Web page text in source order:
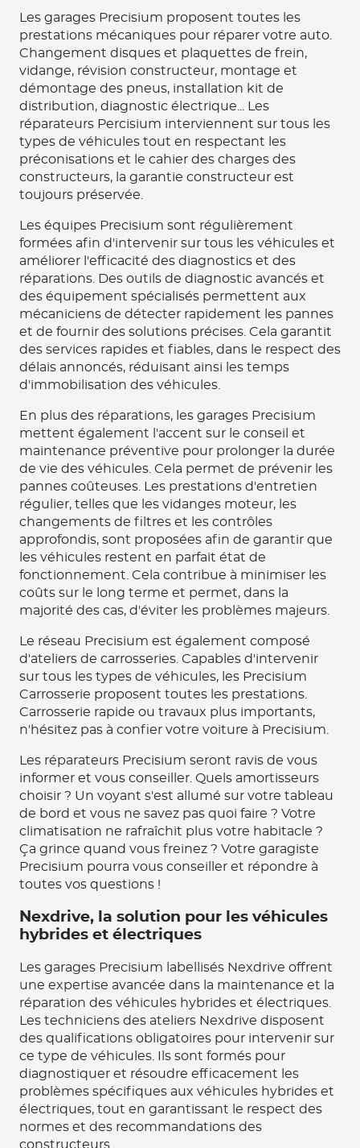
Les garages Precisium proposent toutes les
prestations mécaniques pour réparer votre auto.
Changement disques et plaquettes de frein,
vidange, révision constructeur, montage et
démontage des pneus, installation kit de
distribution, diagnostic électrique... Les
réparateurs Percisium interviennent sur tous les
types de véhicules tout en respectant les
préconisations et le cahier des charges des
constructeurs, la garantie constructeur est
toujours préservée.
Les équipes Precisium sont régulièrement
formées afin d'intervenir sur tous les véhicules et
améliorer l'efficacité des diagnostics et des
réparations. Des outils de diagnostic avancés et
des équipement spécialisés permettent aux
mécaniciens de détecter rapidement les pannes
et de fournir des solutions précises. Cela garantit
des services rapides et fiables, dans le respect des
délais annoncés, réduisant ainsi les temps
d'immobilisation des véhicules.
En plus des réparations, les garages Precisium
mettent également l'accent sur le conseil et
maintenance préventive pour prolonger la durée
de vie des véhicules. Cela permet de prévenir les
pannes coûteuses. Les prestations d'entretien
régulier, telles que les vidanges moteur, les
changements de filtres et les contrôles
approfondis, sont proposées afin de garantir que
les véhicules restent en parfait état de
fonctionnement. Cela contribue à minimiser les
coûts sur le long terme et permet, dans la
majorité des cas, d'éviter les problèmes majeurs.
Le réseau Precisium est également composé
d'ateliers de carrosseries. Capables d'intervenir
sur tous les types de véhicules, les Precisium
Carrosserie proposent toutes les prestations.
Carrosserie rapide ou travaux plus importants,
n'hésitez pas à confier votre voiture à Precisium.
Les réparateurs Precisium seront ravis de vous
informer et vous conseiller. Quels amortisseurs
choisir ? Un voyant s'est allumé sur votre tableau
de bord et vous ne savez pas quoi faire ? Votre
climatisation ne rafraîchit plus votre habitacle ?
Ça grince quand vous freinez ? Votre garagiste
Precisium pourra vous conseiller et répondre à
toutes vos questions !
Nexdrive, la solution pour les véhicules
hybrides et électriques
Les garages Precisium labellisés Nexdrive offrent
une expertise avancée dans la maintenance et la
réparation des véhicules hybrides et électriques.
Les techniciens des ateliers Nexdrive disposent
des qualifications obligatoires pour intervenir sur
ce type de véhicules. Ils sont formés pour
diagnostiquer et résoudre efficacement les
problèmes spécifiques aux véhicules hybrides et
électriques, tout en garantissant le respect des
normes et des recommandations des
constructeurs.